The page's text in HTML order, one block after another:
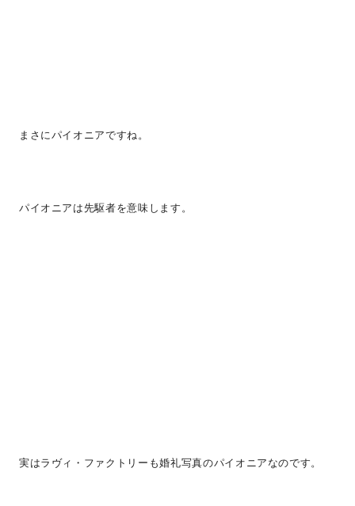
まさにパイオニアですね。
パイオニアは先駆者を意味します。
実はラヴィ・ファクトリーも婚礼写真のパイオニアなのです。